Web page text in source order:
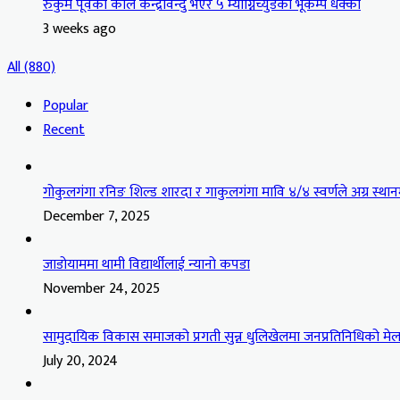
3 weeks ago
All (880)
Popular
Recent
गोकुलगंगा रनिङ शिल्ड शारदा र गाकुलगंगा मावि ४/४ स्वर्णले अग्र
December 7, 2025
जाडोयाममा थामी विद्यार्थीलाई न्यानो कपडा
November 24, 2025
सामुदायिक विकास समाजको प्रगती सुन्न धुलिखेलमा जनप्रतिनिधिको
July 20, 2024